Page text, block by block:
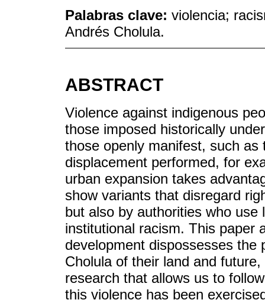
Palabras clave: violencia;
Andrés Cholula.
ABSTRACT
Violence against indigenous
those imposed historically
those openly manifest, such
displacement performed, for
urban expansion takes
show variants that disregard
but also by authorities who
institutional racism. This paper
development dispossesses the
Cholula of their land and
research that allows us to
this violence has been